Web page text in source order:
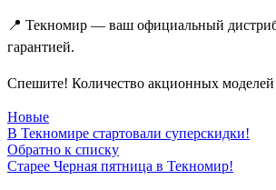
📍 Текномир — ваш официальный
гарантией.
Спешите! Количество акционных моделей
Новые
В Текномире стартовали суперскидки!
Обратно к списку
Старее Черная пятница в Текномир!